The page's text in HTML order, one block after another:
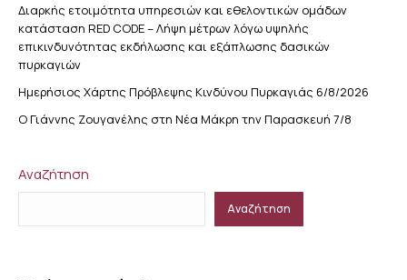
Διαρκής ετοιμότητα υπηρεσιών και εθελοντικών ομάδων
κατάσταση RED CODE – Λήψη μέτρων λόγω υψηλής
επικινδυνότητας εκδήλωσης και εξάπλωσης δασικών
πυρκαγιών
Ημερήσιος Χάρτης Πρόβλεψης Κινδύνου Πυρκαγιάς 6/8/2026
Ο Γιάννης Ζουγανέλης στη Νέα Μάκρη την Παρασκευή 7/8
Αναζήτηση
Αναζήτηση